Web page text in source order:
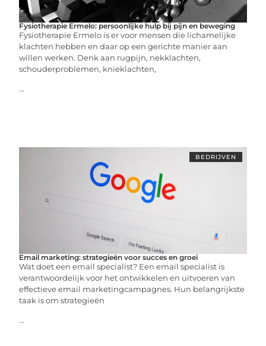
Fysiotherapie Ermelo: persoonlijke hulp bij pijn en beweging
Fysiotherapie Ermelo is er voor mensen die lichamelijke
klachten hebben en daar op een gerichte manier aan
willen werken. Denk aan rugpijn, nekklachten,
schouderproblemen, knieklachten,
...
BEDRIJVEN
Email marketing: strategieën voor succes en groei
Wat doet een email specialist? Een email specialist is
verantwoordelijk voor het ontwikkelen en uitvoeren van
effectieve email marketingcampagnes. Hun belangrijkste
taak is om strategieën
...